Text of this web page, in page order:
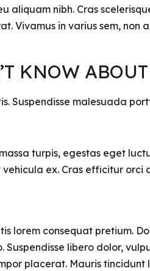
aliquam nibh. Cras
Vivamus in varius sem,
KNOW
Suspendisse malesuada
turpis, egestas eget
ex. Cras efficitur
lorem consequat pretium.
Suspendisse libero dolor,
placerat. Mauris